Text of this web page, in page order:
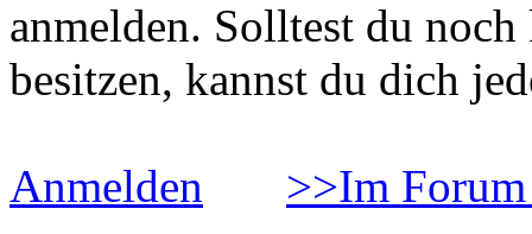
anmelden. Solltest du
besitzen, kannst du dich
Anmelden >>Im